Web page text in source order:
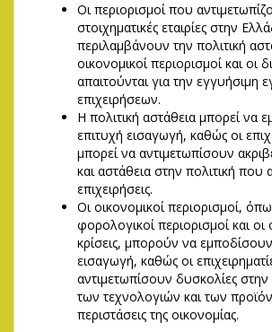
Οι περιορισμοί που
στοιχηματικές εταιρίες στην
περιλαμβάνουν την πολιτική
οικονομικοί περιορισμοί και οι
απαιτούνται για την εγγυήσιμη
επιχειρήσεων.
Η πολιτική αστάθεια μπορεί να
επιτυχή εισαγωγή, καθώς οι
μπορεί να αντιμετωπίσουν
και αστάθεια στην πολιτική που
επιχειρήσεις.
Οι οικονομικοί περιορισμοί,
φορολογικοί περιορισμοί και οι
κρίσεις, μπορούν να
εισαγωγή, καθώς οι
αντιμετωπίσουν δυσκολίες
των τεχνολογιών και των
περιστάσεις της οικονομίας.